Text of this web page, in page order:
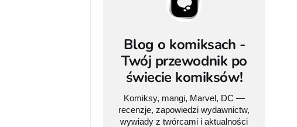
Blog o komiksach -
Twój przewodnik po
świecie komiksów!
Komiksy, mangi, Marvel, DC —
recenzje, zapowiedzi wydawnictw,
wywiady z twórcami i aktualności